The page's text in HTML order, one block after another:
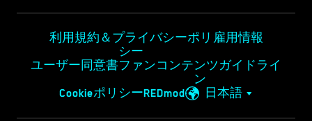
利用規約＆プライバシーポリ
シー
雇用情報
ユーザー同意書ファンコンテンツガイドライ
ン
CookieポリシーREDmod 日本語